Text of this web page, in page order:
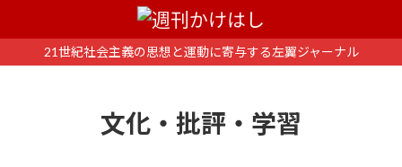
ン
ー
21世紀社会主義の思想と運動に寄与する左翼ジャーナル
文化・批評・学習